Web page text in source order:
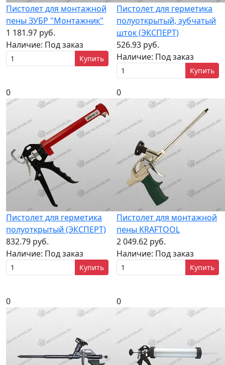
Пистолет для монтажной
пены ЗУБР "Монтажник"
1 181.97 руб.
Наличие: Под заказ
Купить
Пистолет для герметика
полуоткрытый, зубчатый
шток (ЭКСПЕРТ)
526.93 руб.
Наличие: Под заказ
Купить
0
Пистолет для герметика
полуоткрытый (ЭКСПЕРТ)
832.79 руб.
Наличие: Под заказ
Купить
0
Пистолет для монтажной
пены KRAFTOOL
2 049.62 руб.
Наличие: Под заказ
Купить
0 0